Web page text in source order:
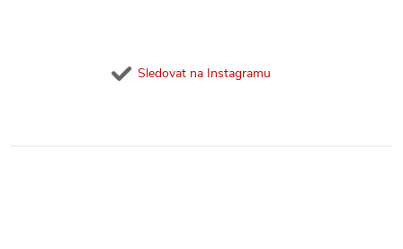
Sledovat na Instagramu